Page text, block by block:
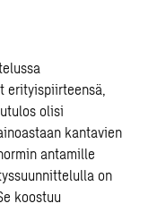
erityispiirteensä,
olisi
kantavien
antamille
on
koostuu